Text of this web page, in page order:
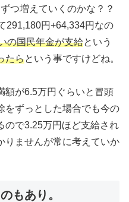
つ増えていくのかな？？
291,180円+64,334円なの
の国民年金が支給という
たらという事ですけどね。
が6.5万円ぐらいと冒頭
をずっとした場合でも今の
ので3.25万円ほど支給され
りませんが常に考えていか
もあり。